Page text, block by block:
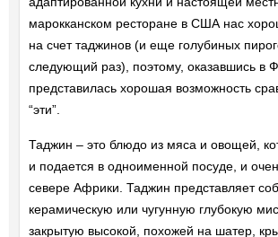
марокканском ресторане в США нас
на счет таджинов (и еще голубиных
следующий раз), поэтому, оказавшись в
представилась хорошая возможность
“эти”.
Таджин – это блюдо из мяса и овощей,
и подается в одноименной посуде, и
севере Африки. Таджин представляет
керамическую или чугунную глубокую
закрытую высокой, похожей на шатер,